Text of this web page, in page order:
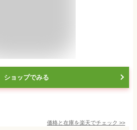
ショップでみる
価格と在庫を楽天でチェック >>